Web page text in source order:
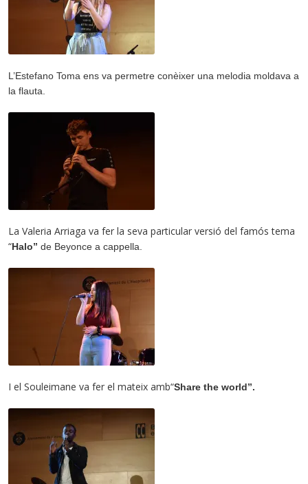
L’Estefano Toma ens va permetre conèixer una melodia moldava a
la flauta.
La Valeria Arriaga va fer la seva particular versió del famós tema
“Halo” de Beyonce a cappella.
I el Souleimane va fer el mateix amb“Share the world”.